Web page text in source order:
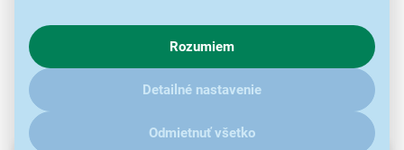
o chovaní na webe pre zobrazovaní cielených reklám.
V prípade že vás zaujímajú detaily, ako u nás s cookies a
ďalšími údaji pracujeme, kliknitesem.
Rozumiem
Detailné nastavenie
Odmietnuť všetko
Príslušenstvo k
robotom